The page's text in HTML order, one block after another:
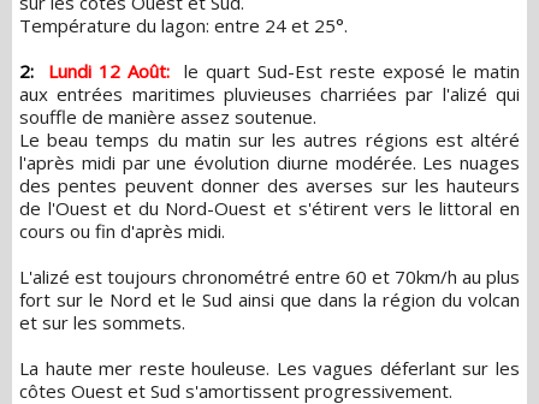
Température du lagon: entre 24 et 25°.
2:
Lundi 12 Août: le quart Sud-Est reste exposé le matin
aux entrées maritimes pluvieuses charriées par l'alizé qui
souffle de manière assez soutenue.
Le beau temps du matin sur les autres régions est altéré
l'après midi par une évolution diurne modérée. Les nuages
des pentes peuvent donner des averses sur les hauteurs
de l'Ouest et du Nord-Ouest et s'étirent vers le littoral en
cours ou fin d'après midi.
L'alizé est toujours chronométré entre 60 et 70km/h au plus
fort sur le Nord et le Sud ainsi que dans la région du volcan
et sur les sommets.
La haute mer reste houleuse. Les vagues déferlant sur les
côtes Ouest et Sud s'amortissent progressivement.